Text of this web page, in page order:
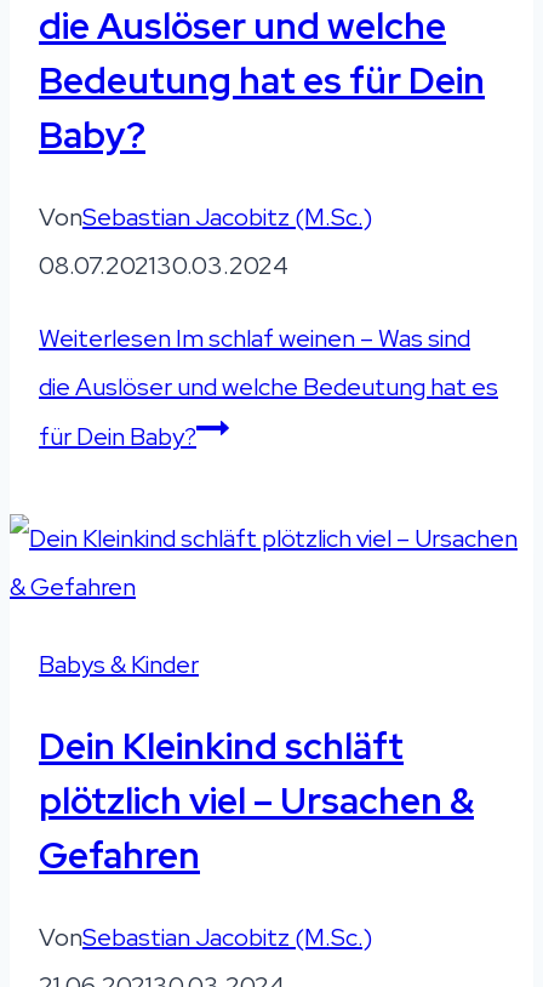
die Auslöser und welche
Bedeutung hat es für Dein
Baby?
VonSebastian Jacobitz (M.Sc.)
08.07.202130.03.2024
WeiterlesenIm schlaf weinen – Was sind
die Auslöser und welche Bedeutung hat es
für Dein Baby?
Babys & Kinder
Dein Kleinkind schläft
plötzlich viel – Ursachen &
Gefahren
VonSebastian Jacobitz (M.Sc.)